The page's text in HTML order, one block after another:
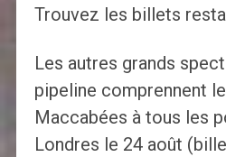
Trouvez les billets
Les autres grands
pipeline comprennent
Maccabées à tous les
Londres le 24 août